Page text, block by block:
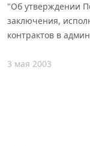
"Об утверждении
заключения,
контрактов в
3 мая 2003